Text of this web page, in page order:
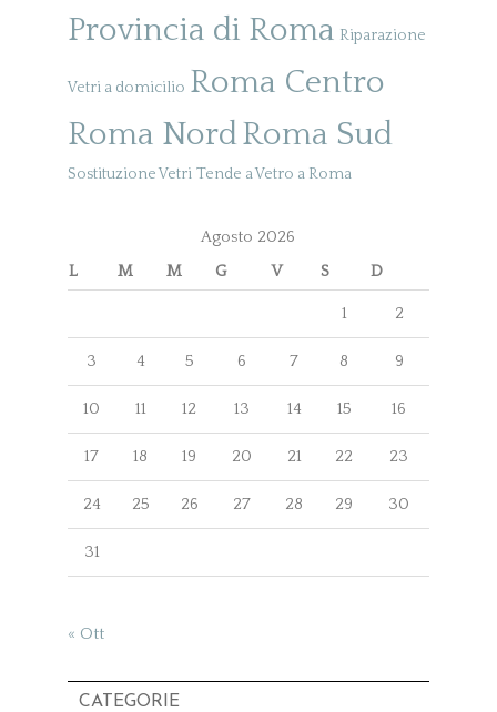
Provincia di Roma Riparazione
Vetri a domicilio Roma Centro
Roma NordRoma Sud
Sostituzione Vetri Tende a Vetro a Roma
Agosto 2026
L
M M G V S D
1 2
3 4 5 6 7 8 9
10 11 12 13 14 15 16
17 18 19 20 21 22 23
24 25 26 27 28 29 30
31
« Ott
CATEGORIE